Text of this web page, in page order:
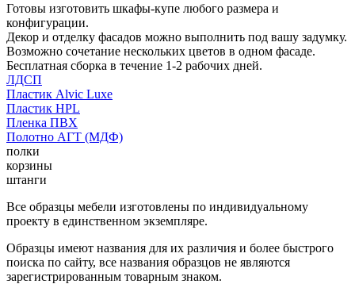
Готовы изготовить шкафы-купе любого размера и
конфигурации.
Декор и отделку фасадов можно выполнить под вашу задумку.
Возможно сочетание нескольких цветов в одном фасаде.
Бесплатная сборка в течение 1-2 рабочих дней.
ЛДСП
Пластик Alvic Luxe
Пластик HPL
Пленка ПВХ
Полотно АГТ (МДФ)
полки
корзины
штанги
Все образцы мебели изготовлены по индивидуальному
проекту в единственном экземпляре.
Образцы имеют названия для их различия и более быстрого
поиска по сайту, все названия образцов не являются
зарегистрированным товарным знаком.